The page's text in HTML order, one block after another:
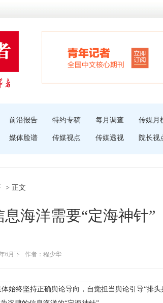
前沿报告 特约专稿 每月调查 传媒月
媒体脸谱 传媒视点 传媒透视 院长视
> 正文
海洋需要“定海神针”
6月下
作者：程少华
终坚持正确舆论导向，自觉担当舆论引导“排头